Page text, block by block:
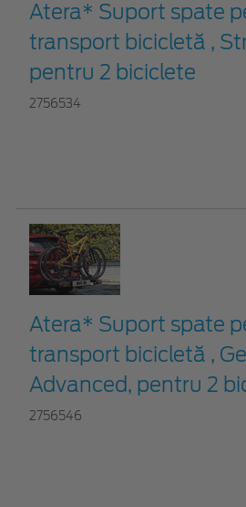
Atera* Suport spate
transport bicicletă ,
pentru 2 biciclete
2756534
Atera* Suport spate
transport bicicletă ,
Advanced, pentru 2
2756546